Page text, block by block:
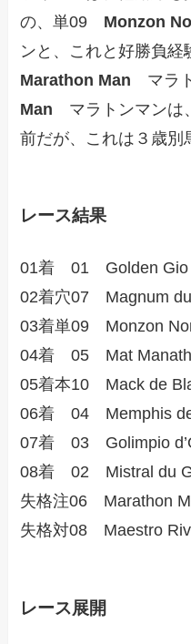
の、単09 Monzon
ンと、これと好勝負
Marathon Man マラ
Man マラトンマンは
前だが、これは３歳別
レース結果
01着 01 Golden
02着穴07 Magnum
03着単09 Monzon
04着 05 Mat
05着本10 Mack de
06着 04 Memphis
07着 03 Golimpio
08着 02 Mistral du
失格注06 Marathon
失格対08 Maestro
レース展開